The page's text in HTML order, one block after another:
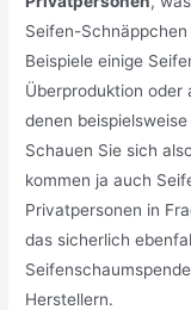
Seifen-
Beispiele einige
Überproduktion oder
denen
Schauen Sie sich
kommen ja auch
Privatpersonen in
das sicherlich
Herstellern.